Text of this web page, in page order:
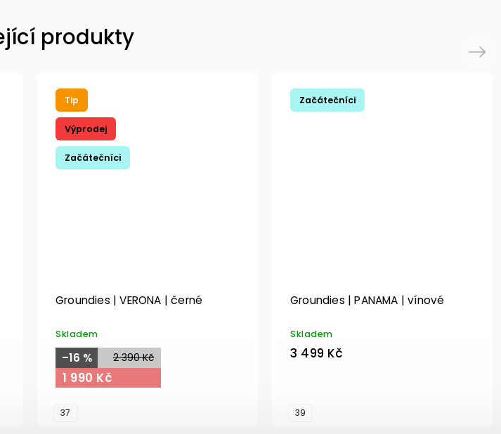
produkty
Tip
Výprodej
Začátečníci
Groundies | VERONA | černé
Skladem
2 390 Kč
–16 %
1 990 Kč
37
Začátečníci
Groundies | PANAMA | vínové
Skladem
3 499 Kč
39
Next